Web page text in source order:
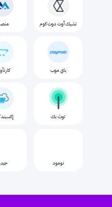
تشيك أوت دوت کوم
باي موب کارتآوبن
توث بك إکسبند كارت